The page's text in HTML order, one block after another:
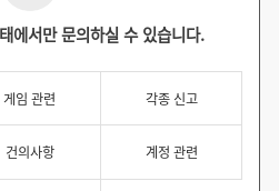
에서만 문의하실 수 있습니다.
게임 관련 각종 신고
건의사항 계정 관련